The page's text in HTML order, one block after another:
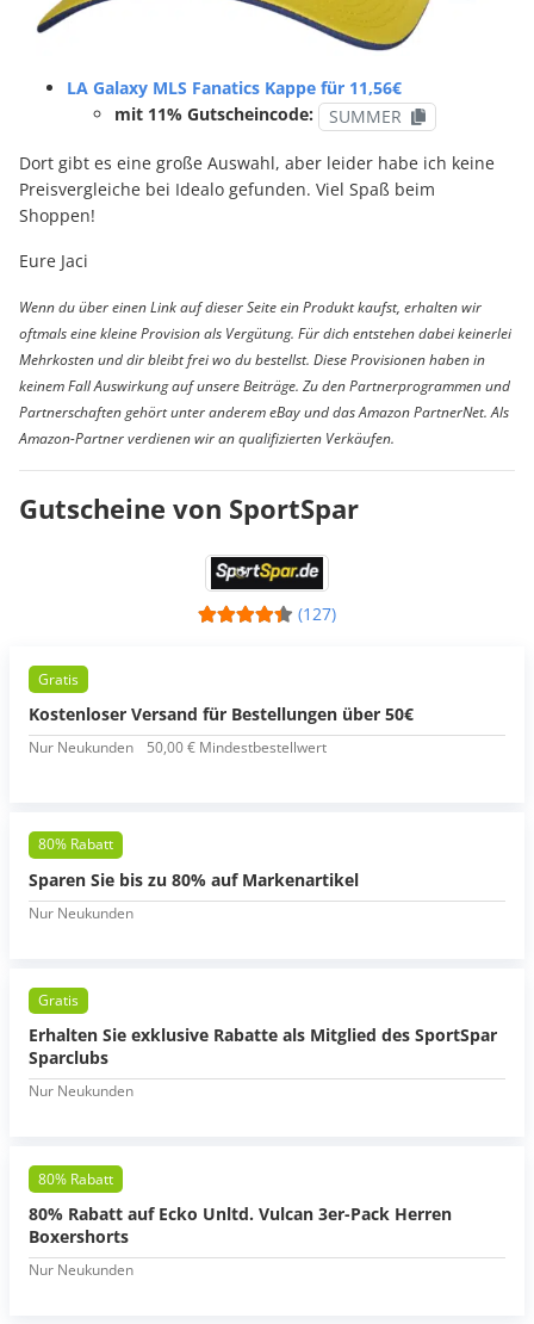
LA Galaxy MLS Fanatics Kappe für 11,56€
mit 11% Gutscheincode:
SUMMER
Dort gibt es eine große Auswahl, aber leider habe ich keine
Preisvergleiche bei Idealo gefunden. Viel Spaß beim
Shoppen!
Eure Jaci
Wenn du über einen Link auf dieser Seite ein Produkt kaufst, erhalten wir
oftmals eine kleine Provision als Vergütung. Für dich entstehen dabei keinerlei
Mehrkosten und dir bleibt frei wo du bestellst. Diese Provisionen haben in
keinem Fall Auswirkung auf unsere Beiträge. Zu den Partnerprogrammen und
Partnerschaften gehört unter anderem eBay und das Amazon PartnerNet. Als
Amazon-Partner verdienen wir an qualifizierten Verkäufen.
Gutscheine von SportSpar
(127)
Gratis
Kostenloser Versand für Bestellungen über 50€
Nur Neukunden 50,00 € Mindestbestellwert
80% Rabatt
Sparen Sie bis zu 80% auf Markenartikel
Nur Neukunden
Gratis
Erhalten Sie exklusive Rabatte als Mitglied des SportSpar
Sparclubs
Nur Neukunden
80% Rabatt
80% Rabatt auf Ecko Unltd. Vulcan 3er-Pack Herren
Boxershorts
Nur Neukunden